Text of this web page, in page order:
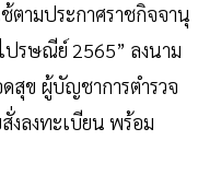
ตามประกาศราชกิจจานุ
ปรษณีย์ 2565” ลงนาม
สุข ผู้บัญชาการตำรวจ
งลงทะเบียน พร้อม